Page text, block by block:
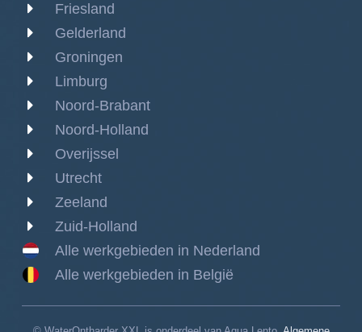
Friesland
Gelderland
Groningen
Limburg
Noord-Brabant
Noord-Holland
Overijssel
Utrecht
Zeeland
Zuid-Holland
Alle werkgebieden in Nederland
Alle werkgebieden in België